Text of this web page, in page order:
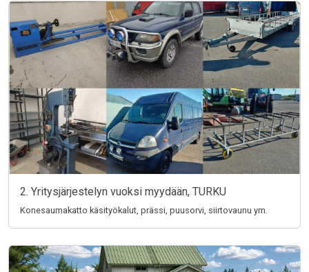
2. Yritysjärjestelyn vuoksi myydään, TURKU
Konesaumakatto käsityökalut, prässi, puusorvi, siirtovaunu ym.